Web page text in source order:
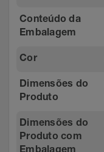
Conteúdo da
Embalagem
Cor
Dimensões do
Produto
Dimensões do
Produto com